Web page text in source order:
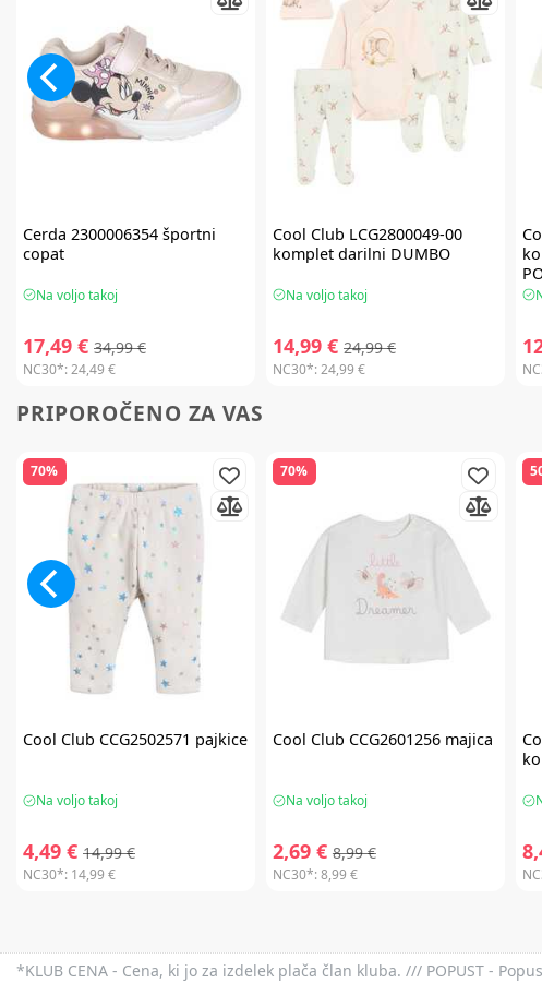
Cerda 2300006354 športni
copat
Na voljo takoj
17,49 € 34,99 €
NC30*:24,49 €
Cool Club LCG2800049-00
komplet darilni DUMBO
Na voljo takoj
14,99 € 24,99 €
NC30*:24,99 €
PRIPOROČENO ZA VAS
70%
Cool Club CCG2502571 pajkice
Na voljo takoj
4,49 € 14,99 €
NC30*: 14,99 €
70%
Cool Club CCG2601256 majica
Na voljo takoj
2,69 € 8,99 €
NC30*:8,99 €
*KLUB CENA - Cena, ki jo za izdelek plača član kluba. /// POPUST -